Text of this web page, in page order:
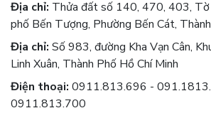
Địa chỉ: Thửa đất số 140, 470, 403, Tờ
phố Bến Tượng, Phường Bến Cát,
Địa chỉ: Số 983, đường Kha Vạn Cân,
Linh Xuân, Thành Phố Hồ Chí Minh
Điện thoại: 0911.813.696 -
0911.813.700